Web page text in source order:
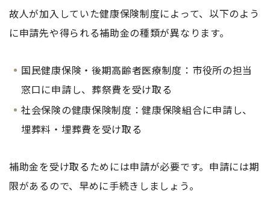
故人が加入していた健康保険制度によって、以下のよう
に申請先や得られる補助金の種類が異なります。
国民健康保険・後期高齢者医療制度：市役所の担当
窓口に申請し、葬祭費を受け取る
社会保険の健康保険制度：健康保険組合に申請し、
埋葬料・埋葬費を受け取る
補助金を受け取るためには申請が必要です。申請には期
限があるので、早めに手続きしましょう。